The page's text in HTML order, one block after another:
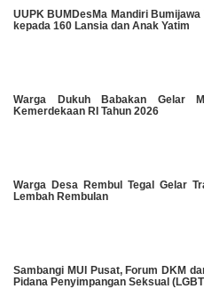
UUPK BUMDesMa Mandiri
kepada 160 Lansia dan Anak Yatim
Warga Dukuh Babakan Gelar
Kemerdekaan RI Tahun 2026
Warga Desa Rembul Tegal Gelar
Lembah Rembulan
Sambangi MUI Pusat, Forum DKM
Pidana Penyimpangan Seksual